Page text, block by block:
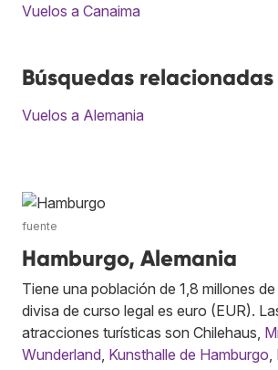
Vuelos a Canaima
Búsquedas relacionadas
Vuelos a Alemania
fuente
Hamburgo, Alemania
Tiene una población de 1,8 millones
divisa de curso legal es euro (EUR).
atracciones turísticas son Chilehaus,
Wunderland Kunsthalle de Hamburgo